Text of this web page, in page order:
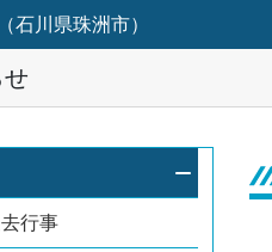
石川県珠洲市）
行事